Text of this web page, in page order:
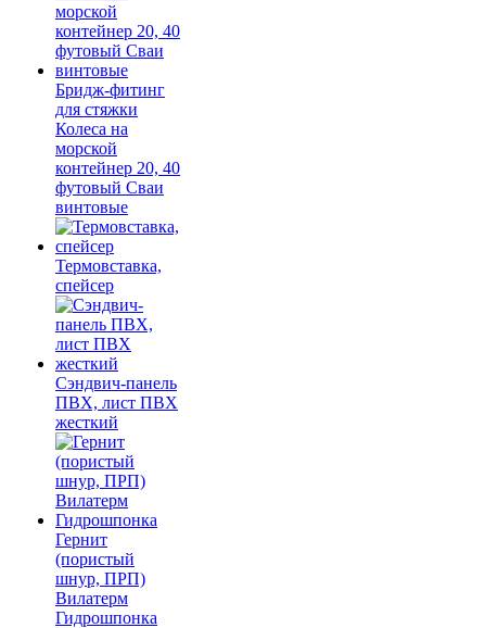
Бридж-фитинг
для стяжки
Колеса на
морской
контейнер 20, 40
футовый Сваи
винтовые
Термовставка,
спейсер
Сэндвич-панель
ПВХ, лист ПВХ
жесткий
Гернит
(пористый
шнур, ПРП)
Вилатерм
Гидрошпонка